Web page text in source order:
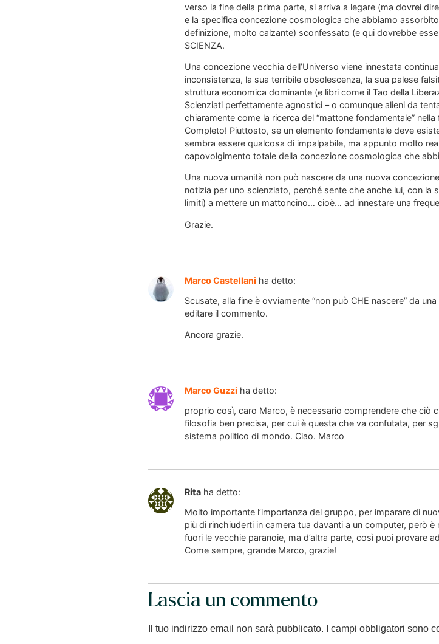
verso la fine della prima parte, si arriva a legare (ma dovrei
e la specifica concezione cosmologica che abbiamo
definizione, molto calzante) sconfessato (e qui dovrebbe
SCIENZA.
Una concezione vecchia dell’Universo viene innestata
inconsistenza, la sua terribile obsolescenza, la sua palese
struttura economica dominante (e libri come il Tao della
Scienziati perfettamente agnostici – o comunque alieni da
chiaramente come la ricerca del “mattone fondamentale”
Completo! Piuttosto, se un elemento fondamentale deve
sembra essere qualcosa di impalpabile, ma appunto molto
capovolgimento totale della concezione cosmologica che
Una nuova umanità non può nascere da una nuova
notizia per uno scienziato, perché sente che anche lui, con
limiti) a mettere un mattoncino… cioè… ad innestare una
Grazie.
Marco Castellani ha detto:
Scusate, alla fine è ovviamente “non può CHE nascere” da
editare il commento.
Ancora grazie.
Marco Guzzi ha detto:
proprio così, caro Marco, è necessario comprendere che ciò
filosofia ben precisa, per cui è questa che va confutata, per
sistema politico di mondo. Ciao. Marco
Rita ha detto:
Molto importante l’importanza del gruppo, per imparare di
più di rinchiuderti in camera tua davanti a un computer, però
fuori le vecchie paranoie, ma d’altra parte, così puoi provare
Come sempre, grande Marco, grazie!
Lascia un commento
Il tuo indirizzo email non sarà pubblicato. I campi obbligatori sono